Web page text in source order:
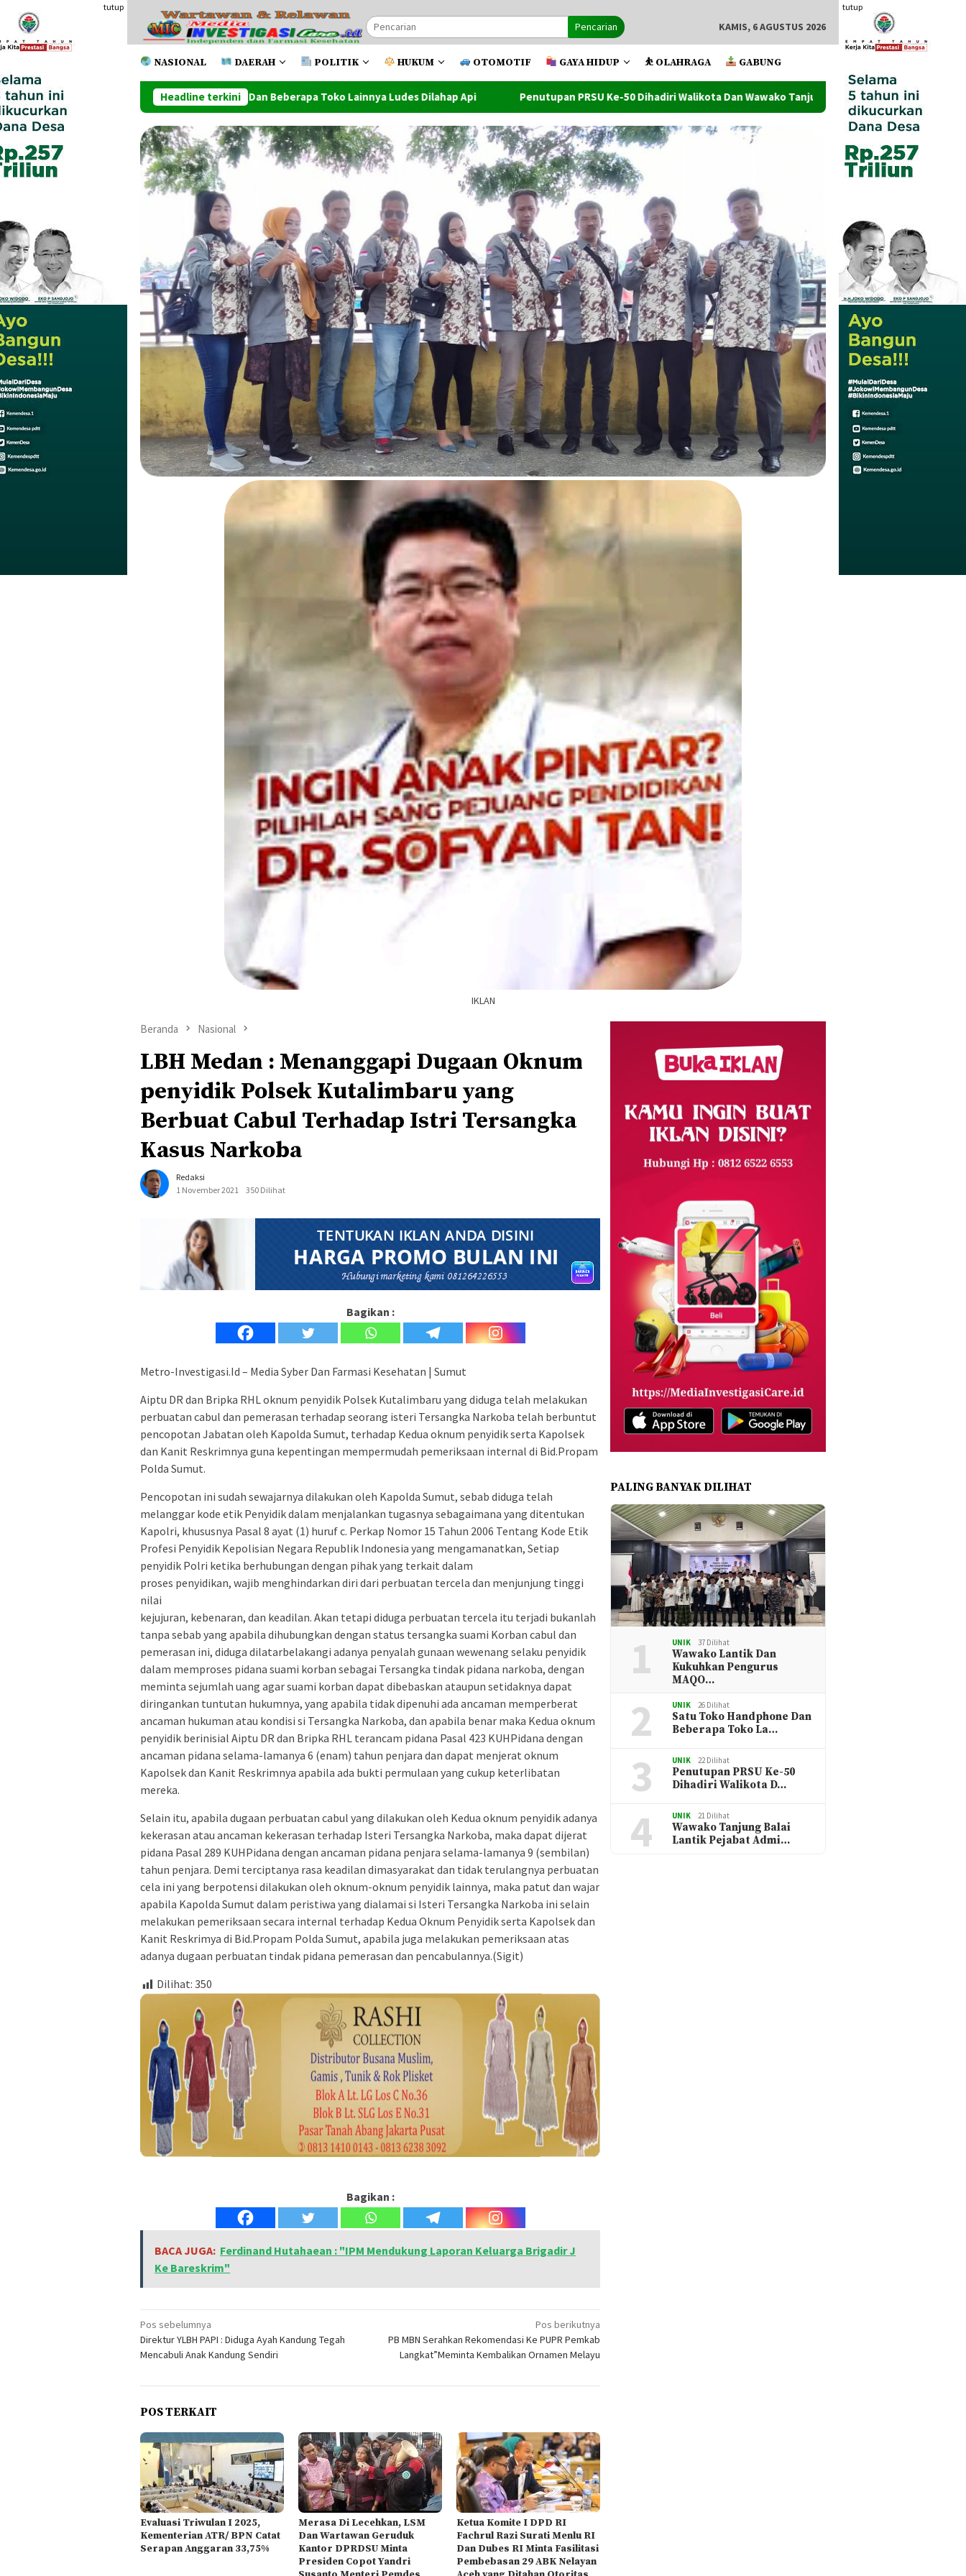
konten
tutup tutup
Pencarian KAMIS, 6 AGUSTUS 2026
NASIONAL DAERAH POLITIK HUKUM OTOMOTIF GAYA HIDUP ⛹️ OLAHRAGA GABUNG
Headline terkini
Satu Toko Handphone Dan Beberapa Toko Lainnya Ludes Dilahap Api Penutupan PRSU Ke-50 Dihadiri Walikota Dan Wawako Tanjung Balai Wawako Tanjung Balai Lantik Pejabat
IKLAN
Beranda Nasional
LBH Medan : Menanggapi Dugaan Oknum
penyidik Polsek Kutalimbaru yang
Berbuat Cabul Terhadap Istri Tersangka
Kasus Narkoba
Redaksi
1 November 2021
350 Dilihat
Bagikan :
Metro-Investigasi.Id – Media Syber Dan Farmasi Kesehatan | Sumut
Aiptu DR dan Bripka RHL oknum penyidik Polsek Kutalimbaru yang diduga telah melakukan
perbuatan cabul dan pemerasan terhadap seorang isteri Tersangka Narkoba telah berbuntut
pencopotan Jabatan oleh Kapolda Sumut, terhadap Kedua oknum penyidik serta Kapolsek
dan Kanit Reskrimnya guna kepentingan mempermudah pemeriksaan internal di Bid.Propam
Polda Sumut.
Pencopotan ini sudah sewajarnya dilakukan oleh Kapolda Sumut, sebab diduga telah
melanggar kode etik Penyidik dalam menjalankan tugasnya sebagaimana yang ditentukan
Kapolri, khususnya Pasal 8 ayat (1) huruf c. Perkap Nomor 15 Tahun 2006 Tentang Kode Etik
Profesi Penyidik Kepolisian Negara Republik Indonesia yang mengamanatkan, Setiap
penyidik Polri ketika berhubungan dengan pihak yang terkait dalam
proses penyidikan, wajib menghindarkan diri dari perbuatan tercela dan menjunjung tinggi
nilai
kejujuran, kebenaran, dan keadilan. Akan tetapi diduga perbuatan tercela itu terjadi bukanlah
tanpa sebab yang apabila dihubungkan dengan status tersangka suami Korban cabul dan
pemerasan ini, diduga dilatarbelakangi adanya penyalah gunaan wewenang selaku penyidik
dalam memproses pidana suami korban sebagai Tersangka tindak pidana narkoba, dengan
meminta sejumlah uang agar suami korban dapat dibebaskan ataupun setidaknya dapat
diringankan tuntutan hukumnya, yang apabila tidak dipenuhi ada ancaman memperberat
ancaman hukuman atau kondisi si Tersangka Narkoba, dan apabila benar maka Kedua oknum
penyidik berinisial Aiptu DR dan Bripka RHL terancam pidana Pasal 423 KUHPidana dengan
ancaman pidana selama-lamanya 6 (enam) tahun penjara dan dapat menjerat oknum
Kapolsek dan Kanit Reskrimnya apabila ada bukti permulaan yang cukup keterlibatan
mereka.
Selain itu, apabila dugaan perbuatan cabul yang dilakukan oleh Kedua oknum penyidik adanya
kekerasan atau ancaman kekerasan terhadap Isteri Tersangka Narkoba, maka dapat dijerat
pidana Pasal 289 KUHPidana dengan ancaman pidana penjara selama-lamanya 9 (sembilan)
tahun penjara. Demi terciptanya rasa keadilan dimasyarakat dan tidak terulangnya perbuatan
cela ini yang berpotensi dilakukan oleh oknum-oknum penyidik lainnya, maka patut dan wajar
apabila Kapolda Sumut dalam peristiwa yang dialamai si Isteri Tersangka Narkoba ini selain
melakukan pemeriksaan secara internal terhadap Kedua Oknum Penyidik serta Kapolsek dan
Kanit Reskrimya di Bid.Propam Polda Sumut, apabila juga melakukan pemeriksaan atas
adanya dugaan perbuatan tindak pidana pemerasan dan pencabulannya.(Sigit)
Dilihat: 350
Bagikan :
BACA JUGA: Ferdinand Hutahaean : "IPM Mendukung Laporan Keluarga Brigadir J
Ke Bareskrim"
Navigasi
pos
Pos sebelumnya
Direktur YLBH PAPI : Diduga Ayah Kandung Tegah
Mencabuli Anak Kandung Sendiri
Pos berikutnya
PB MBN Serahkan Rekomendasi Ke PUPR Pemkab
Langkat”Meminta Kembalikan Ornamen Melayu
POS TERKAIT
Evaluasi Triwulan I 2025,
Kementerian ATR/ BPN Catat
Serapan Anggaran 33,75%
Merasa Di Lecehkan, LSM
Dan Wartawan Geruduk
Kantor DPRDSU Minta
Presiden Copot Yandri
Ketua Komite I DPD RI
Fachrul Razi Surati Menlu RI
Dan Dubes RI Minta Fasilitasi
Pembebasan 29 ABK Nelayan
PALING BANYAK DILIHAT
1 UNIK 37 Dilihat
Wawako Lantik Dan
Kukuhkan Pengurus
MAQO…
2 UNIK 26 Dilihat
Satu Toko Handphone Dan
Beberapa Toko La…
3 UNIK 22 Dilihat
Penutupan PRSU Ke-50
Dihadiri Walikota D…
4 UNIK 21 Dilihat
Wawako Tanjung Balai
Lantik Pejabat Admi…